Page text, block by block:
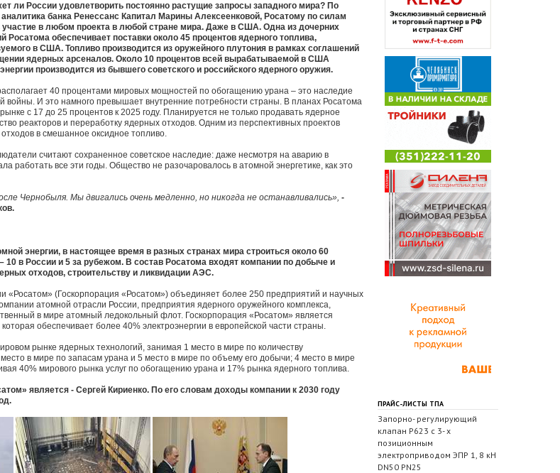
ли России удовлетворить постоянно растущие запросы западного мира? По
банка Ренессанс Капитал Марины Алексеенковой, Росатому по силам
участие в любом проекта в любой стране мира. Даже в США. Одна из дочерних
Росатома обеспечивает поставки около 45 процентов ядерного топлива,
в США. Топливо производится из оружейного плутония в рамках соглашений
ядерных арсеналов. Около 10 процентов всей вырабатываемой в США
производится из бывшего советского и российского ядерного оружия.
40 процентами мировых мощностей по обогащению урана – это наследие
войны. И это намного превышает внутренние потребности страны. В планах Росатома
с 17 до 25 процентов к 2025 году. Планируется не только продавать ядерное
реакторов и переработку ядерных отходов. Одним из перспективных проектов
в смешанное оксидное топливо.
считают сохраненное советское наследие: даже несмотря на аварию в
работать все эти годы. Общество не разочаровалось в атомной энергетике, как это
Чернобыля. Мы двигались очень медленно, но никогда не останавливались», -
энергии, в настоящее время в разных странах мира строиться около 60
10 в России и 5 за рубежом. В состав Росатома входят компании по добыче и
отходов, строительству и ликвидации АЭС.
«Росатом» (Госкорпорация «Росатом») объединяет более 250 предприятий и научных
атомной отрасли России, предприятия ядерного оружейного комплекса,
в мире атомный ледокольный флот. Госкорпорация «Росатом» является
обеспечивает более 40% электроэнергии в европейской части страны.
рынке ядерных технологий, занимая 1 место в мире по количеству
в мире по запасам урана и 5 место в мире по объему его добычи; 4 место в мире
40% мирового рынка услуг по обогащению урана и 17% рынка ядерного топлива.
является - Сергей Кириенко. По его словам доходы компании к 2030 году
ПРАЙС-ЛИСТЫ ТПА
Запорно- регулирующий
клапан Р623 с 3- х
позиционным
электроприводом ЭПР 1, 8 кН
DN50 PN25